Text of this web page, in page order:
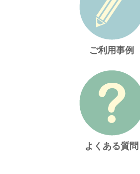
ご利用事例
よくある質問